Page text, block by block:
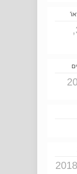
נובמבר 3,